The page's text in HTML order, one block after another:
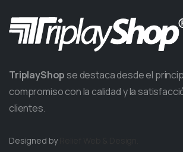
TriplayShop se destaca desde el
compromiso con la calidad y la
clientes.
Designed by